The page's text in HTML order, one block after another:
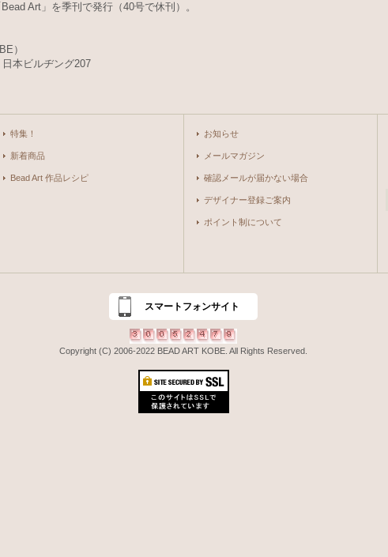
Art」を季刊で発行（40号で休刊）。
）
本ビルヂング207
特集！
新着商品
Bead Art 作品レシピ
お知らせ
メールマガジン
確認メールが届かない場合
デザイナー登録ご案内
ポイント制について
スマートフォンサイト
Copyright (C) 2006-2022 BEAD ART KOBE. All Rights Reserved.